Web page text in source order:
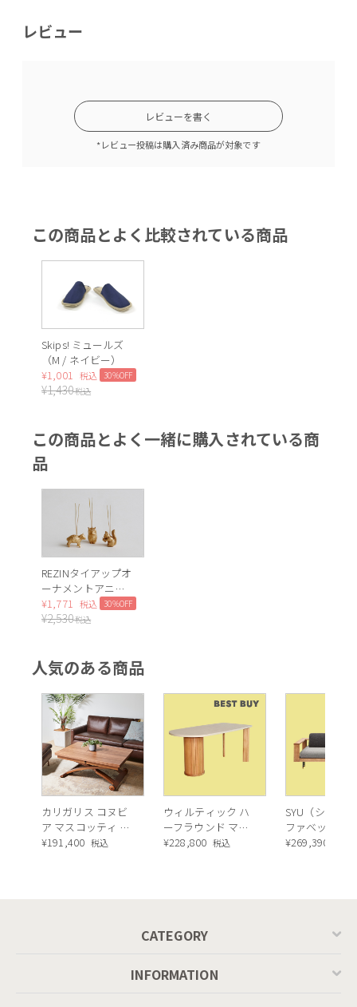
レビュー
レビューを書く
*レビュー投稿は購入済み商品が対象です
この商品とよく比較されている商品
Skips! ミュールズ
（M / ネイビー）
¥1,001 税込 30%OFF
¥1,430税込
この商品とよく一緒に購入されている商
品
REZINタイアップオ
ーナメントアニマ
ル 3set *
¥1,771 税込 30%OFF
¥2,530税込
人気のある商品
カリガリス コヌビ
ア マスコッティ 伸
長・昇降式テーブ
¥191,400 税込
ウィルティック ハ
ーフラウンド マテ
ィエラ塗装 ダイニ
¥228,800 税込
SYU（シュウ
ファベッド（
ュラル）
¥269,390
CATEGORY
INFORMATION